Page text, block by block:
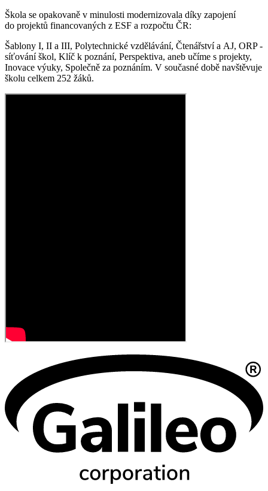
Škola se opakovaně v minulosti modernizovala díky zapojení
do projektů financovaných z ESF a rozpočtu ČR:
Šablony I, II a III, Polytechnické vzdělávání, Čtenářství a AJ, ORP -
síťování škol, Klíč k poznání, Perspektiva, aneb učíme s projekty,
Inovace výuky, Společně za poznáním. V současné době navštěvuje
školu celkem 252 žáků.